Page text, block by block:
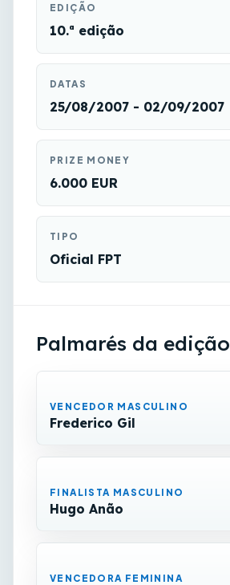
EDIÇÃO
10.ª edição
DATAS
25/08/2007 - 02/09/2007
PRIZE MONEY
6.000 EUR
TIPO
Oficial FPT
Palmarés da edição
VENCEDOR MASCULINO
Frederico Gil
FINALISTA MASCULINO
Hugo Anão
VENCEDORA FEMININA